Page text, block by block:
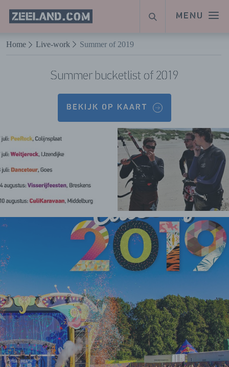
Naar hoofdinhoud
MENU
Homepage
Zeeland.com
ZOEKEN
Home Live-work Summer of 2019
Summer bucketlist of 2019
BEKIJK OP KAART